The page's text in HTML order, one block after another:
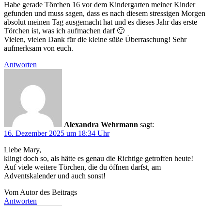
Habe gerade Törchen 16 vor dem Kindergarten meiner Kinder
gefunden und muss sagen, dass es nach diesem stressigen Morgen
absolut meinen Tag ausgemacht hat und es dieses Jahr das erste
Törchen ist, was ich aufmachen darf 🙂
Vielen, vielen Dank für die kleine süße Überraschung! Sehr
aufmerksam von euch.
Antworten
Alexandra Wehrmann sagt:
16. Dezember 2025 um 18:34 Uhr
Liebe Mary,
klingt doch so, als hätte es genau die Richtige getroffen heute!
Auf viele weitere Törchen, die du öffnen darfst, am
Adventskalender und auch sonst!
Vom Autor des Beitrags
Antworten